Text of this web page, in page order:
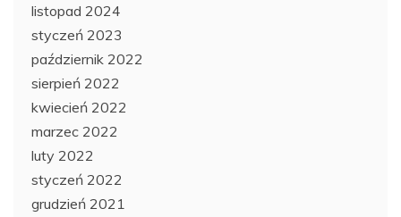
listopad 2024
styczeń 2023
październik 2022
sierpień 2022
kwiecień 2022
marzec 2022
luty 2022
styczeń 2022
grudzień 2021